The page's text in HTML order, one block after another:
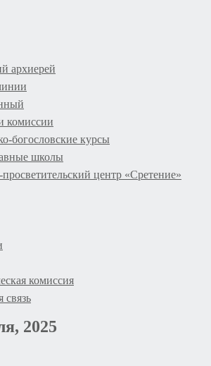
архиерей
комиссии
богословские курсы
школы
центр «Сретение»
комиссия
связь
2025